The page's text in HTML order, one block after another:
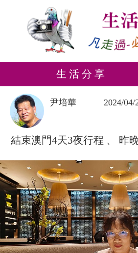
生 活 分 享
尹培華 2024/04/
結束澳門4天3夜行程 、 昨